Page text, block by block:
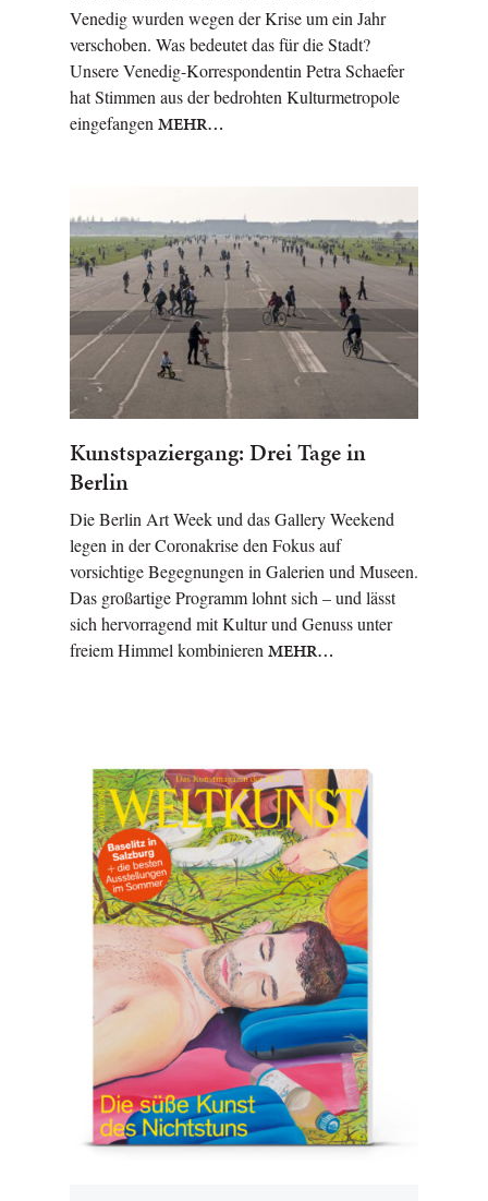
Venedig wurden wegen der Krise um ein Jahr
verschoben. Was bedeutet das für die Stadt?
Unsere Venedig-Korrespondentin Petra Schaefer
hat Stimmen aus der bedrohten Kulturmetropole
eingefangen MEHR…
Kunstspaziergang: Drei Tage in
Berlin
Die Berlin Art Week und das Gallery Weekend
legen in der Coronakrise den Fokus auf
vorsichtige Begegnungen in Galerien und Museen.
Das großartige Programm lohnt sich – und lässt
sich hervorragend mit Kultur und Genuss unter
freiem Himmel kombinierenMEHR…